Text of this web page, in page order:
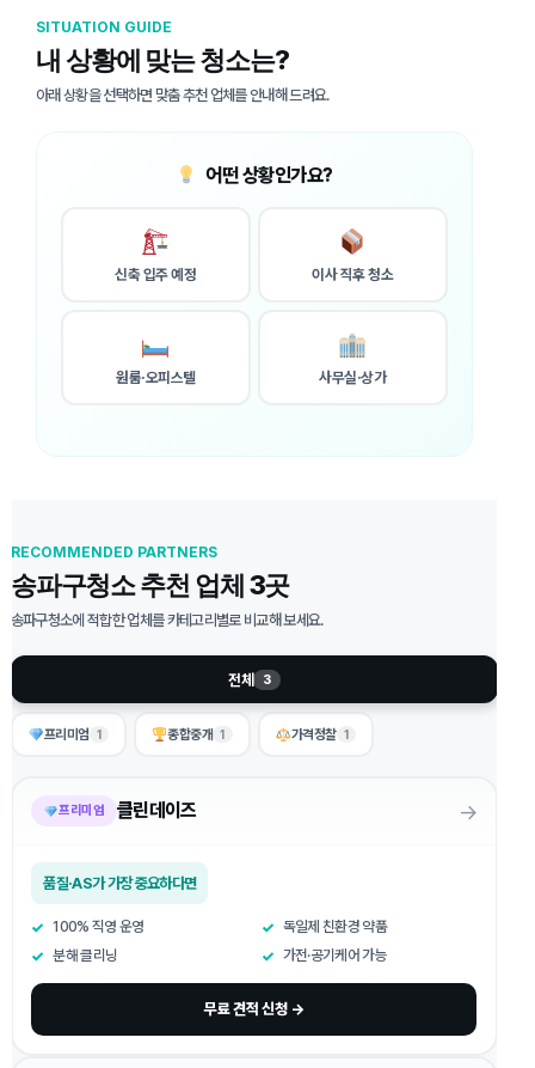
SITUATION GUIDE
내 상황에 맞는 청소는?
아래 상황을 선택하면 맞춤 추천 업체를 안내해 드려요.
어떤 상황인가요?
신축 입주 예정 이사 직후 청소
원룸·오피스텔 사무실·상가
RECOMMENDED PARTNERS
송파구청소 추천 업체 3곳
송파구청소에 적합한 업체를 카테고리별로 비교해 보세요.
전체 3
프리미엄 1 종합중개 1 가격정찰 1
프리미엄 클린데이즈 →
품질·AS가 가장 중요하다면
100% 직영 운영
독일제 친환경 약품
분해 클리닝
가전·공기케어 가능
무료 견적 신청 →